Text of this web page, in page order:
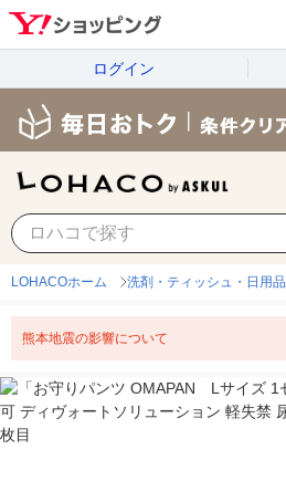
ログイン
LOHACOホーム 洗剤・ティッシュ・日用品
熊本地震の影響について